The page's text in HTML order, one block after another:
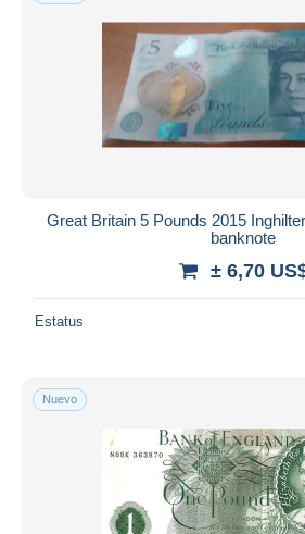
Great Britain 5 Pounds 2015
banknote
± 6,70
Estatus
Nuevo